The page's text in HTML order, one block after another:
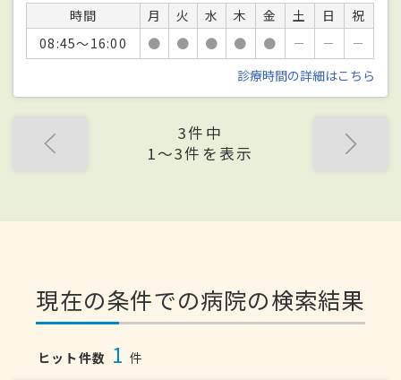
時間 月 火 水 木 金 土 日
祝
08:45～16:00
● ● ● ● ● － －
－
診療時間の詳細はこちら
3件中
1〜3件を表示
現在の条件での病院の検索結果
ヒット件数 1 件